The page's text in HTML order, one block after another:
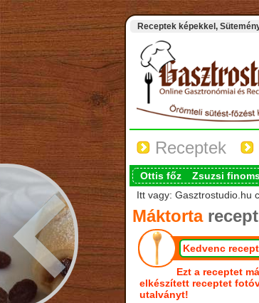
Receptek képekkel,
Receptek
Ottis főz Zsuzsi
Itt vagy: Gasztrostudio.hu
Máktortarecept
Kedvenc
Ezt a receptet
elkészített receptet
utalványt!